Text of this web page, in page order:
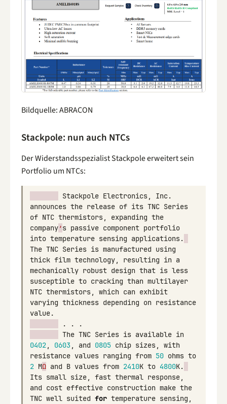
Bildquelle: ABRACON
Stackpole: nun auch NTCs
Der Widerstandsspezialist Stackpole erweitert sein
Portfolio um NTCs:
Stackpole Electronics, Inc.
announces the release of its TNC Series
of NTC thermistors, expanding the
company’s passive component portfolio
into temperature sensing applications.
The TNC Series is manufactured using
thick film technology, resulting in a
mechanically robust design that is less
susceptible to cracking than multilayer
NTC thermistors, which can exhibit
varying thickness depending on resistance
value.
.
.
.
The TNC Series is available in
0402, 0603, and 0805 chip sizes,
with
resistance values ranging from 50 ohms to
2 MΩ and B values from 2410K to 4800K.
Its small size, fast thermal response,
and cost effective construction make the
TNC well suited for temperature sensing ,